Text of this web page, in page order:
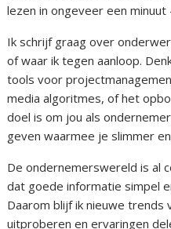
lezen in ongeveer een
Ik schrijf graag over
of waar ik tegen aanloop.
tools voor
media algoritmes, of het
doel is om jou als
geven waarmee je slimmer
De ondernemerswereld is al
dat goede informatie simpel
Daarom blijf ik nieuwe
uitproberen en ervaringen